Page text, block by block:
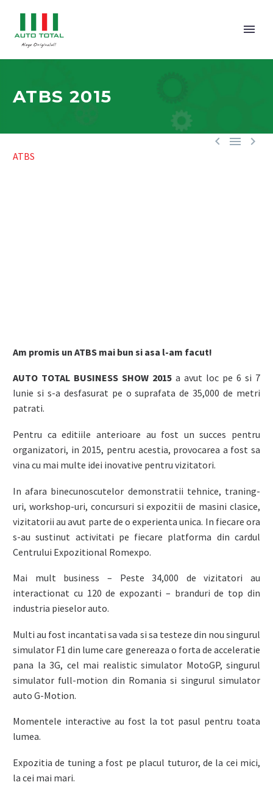
ATBS 2015
  
ATBS
Am promis un ATBS mai bun si asa l-am facut!
AUTO TOTAL BUSINESS SHOW 2015 a avut loc pe 6 si 7
Iunie si s-a desfasurat pe o suprafata de 35,000 de metri
patrati.
Pentru ca editiile anterioare au fost un succes pentru
organizatori, in 2015, pentru acestia, provocarea a fost sa
vina cu mai multe idei inovative pentru vizitatori.
In afara binecunoscutelor demonstratii tehnice, traning-
uri, workshop-uri, concursuri si expozitii de masini clasice,
vizitatorii au avut parte de o experienta unica. In fiecare ora
s-au sustinut activitati pe fiecare platforma din cardul
Centrului Expozitional Romexpo.
Mai mult business – Peste 34,000 de vizitatori au
interactionat cu 120 de expozanti – branduri de top din
industria pieselor auto.
Multi au fost incantati sa vada si sa testeze din nou singurul
simulator F1 din lume care genereaza o forta de acceleratie
pana la 3G, cel mai realistic simulator MotoGP, singurul
simulator full-motion din Romania si singurul simulator
auto G-Motion.
Momentele interactive au fost la tot pasul pentru toata
lumea.
Expozitia de tuning a fost pe placul tuturor, de la cei mici,
la cei mai mari.